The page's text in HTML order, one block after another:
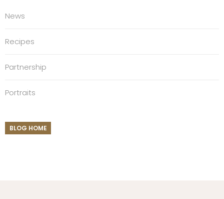
News
Recipes
Partnership
Portraits
BLOG HOME